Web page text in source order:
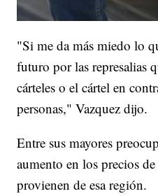
"Si me da más miedo lo
futuro por las represalias
cárteles o el cártel en
personas," Vazquez dijo.
Entre sus mayores
aumento en los precios
provienen de esa región.